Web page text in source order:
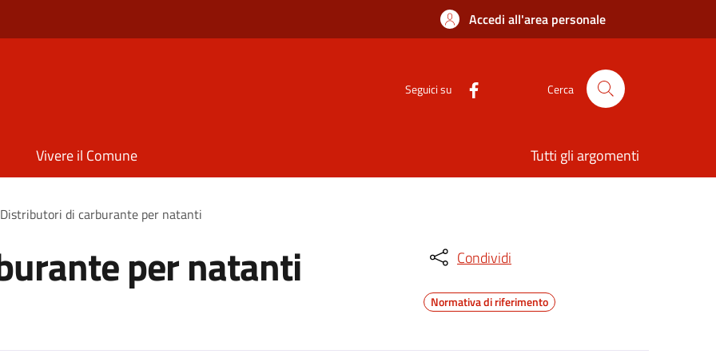
Accedi all'area personale
Seguici su Cerca
Vivere il Comune Tutti gli argomenti
Distributori di carburante per natanti
per natanti Condividi
Normativa di riferimento